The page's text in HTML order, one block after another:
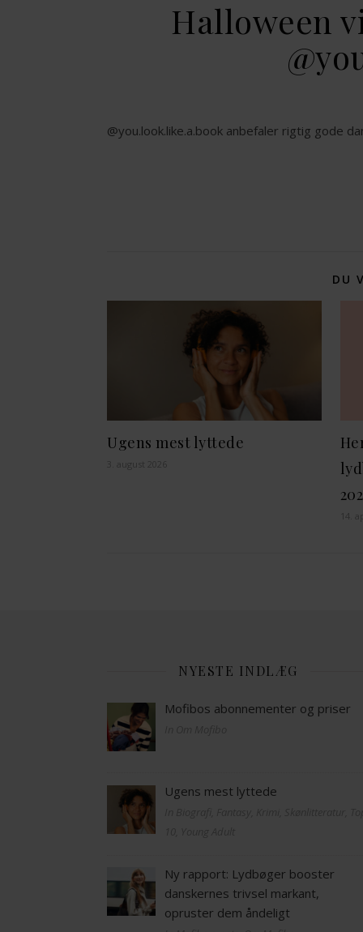
Halloween
@you.look.like.a.book anbefaler rigtig gode
DU
Ugens mest lyttede
3. august 2026
14.
NYESTE INDLÆG
Mofibos abonnementer og priser
Ugens mest lyttede
Ny rapport: Lydbøger booster
danskernes trivsel markant,
opruster dem åndeligt